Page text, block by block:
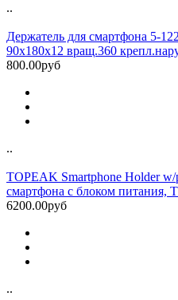
..
Держатель для смартфона 5-
90х180х12 вращ.360
800.00руб
..
TOPEAK Smartphone Holder
смартфона с блоком питания,
6200.00руб
..